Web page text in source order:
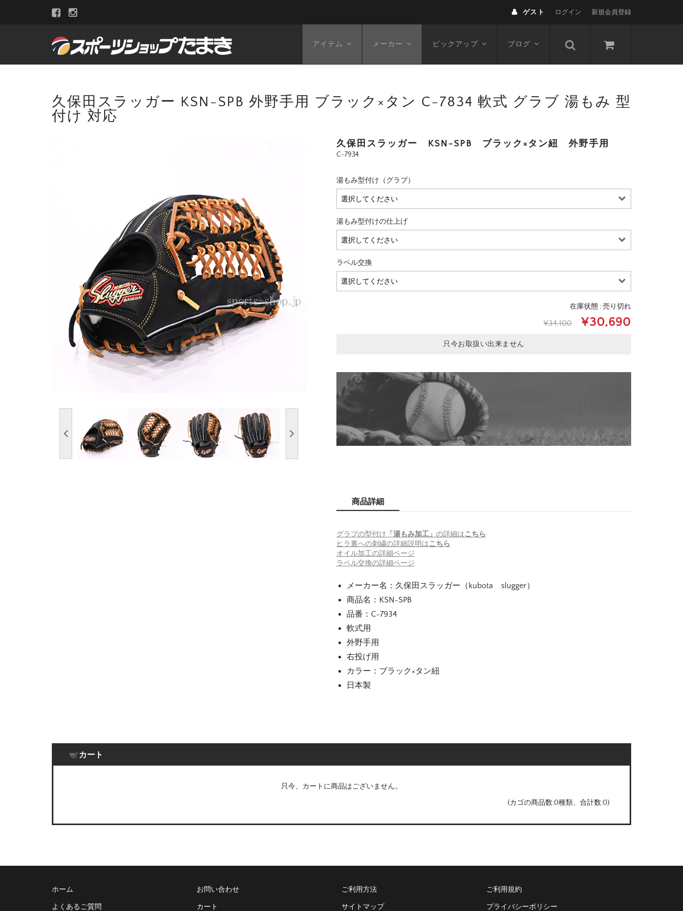
ゲスト ログイン 新規会員登録
アイテム メーカー ピックアップ ブログ
久保田スラッガー KSN-SPB 外野手用 ブラック×タン C-7834 軟式 グラブ 湯もみ 型
付け 対応
久保田スラッガー KSN-SPB ブラック×タン紐 外野手用
C-7934
湯もみ型付け（グラブ）
湯もみ型付けの仕上げ
ラベル交換
在庫状態 : 売り切れ
¥34,100 ¥30,690
只今お取扱い出来ません
商品詳細
グラブの型付け 「湯もみ加工」 の詳細はこちら
ヒラ裏への刺繍の詳細説明はこちら
オイル加工の詳細ページ
ラベル交換の詳細ページ
メーカー名：久保田スラッガー（kubota slugger）
商品名：KSN-SPB
品番：C-7934
軟式用
外野手用
右投げ用
カラー：ブラック×タン紐
日本製
カート
只今、カートに商品はございません。
(カゴの商品数:0種類、合計数:0)
ホーム お問い合わせ ご利用方法 ご利用規約
よくあるご質問 カート サイトマップ プライバシーポリシー